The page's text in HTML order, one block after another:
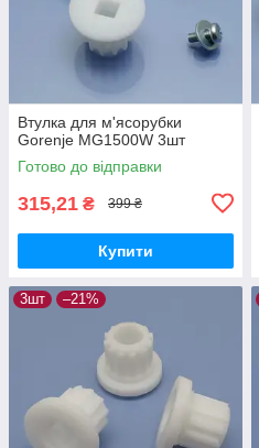
Втулка для м'ясорубки
Gorenje MG1500W 3шт
Готово до відправки
315,21 ₴ 399 ₴
Купити
3шт –21%